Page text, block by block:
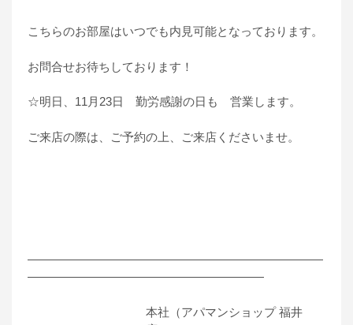
こちらのお部屋はいつでも内見可能となっております。
お問合せお待ちしております！
☆明日、11月23日 勤労感謝の日も 営業します。
ご来店の際は、ご予約の上、ご来店くださいませ。
―――――――――――――――――――――――――
――――――――――――――――――――
本社（アパマンショップ 福井